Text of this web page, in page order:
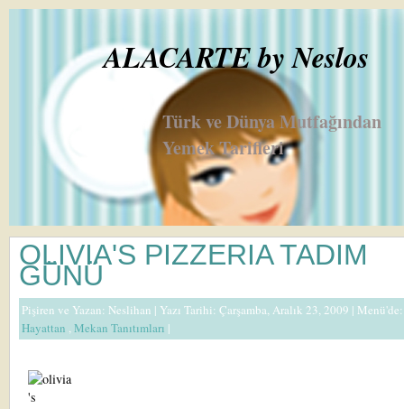
ALACARTE by Neslos
Türk ve Dünya Mutfağından
Yemek Tarifleri
OLIVIA'S PIZZERIA TADIM
GÜNÜ
Pişiren ve Yazan: Neslihan | Yazı Tarihi: Çarşamba, Aralık 23, 2009 | Menü'de:
Hayattan ,Mekan Tanıtımları |